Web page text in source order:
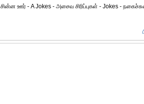
சின்ன ஊர் - A Jokes - அசைவ சிரிப்புகள் - Jokes -